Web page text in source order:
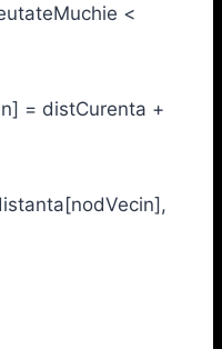
<
distCurenta +